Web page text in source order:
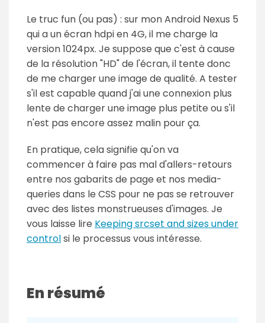
Le truc fun (ou pas) : sur mon Android Nexus 5
qui a un écran hdpi en 4G, il me charge la
version 1024px. Je suppose que c'est à cause
de la résolution "HD" de l'écran, il tente donc
de me charger une image de qualité. A tester
s'il est capable quand j'ai une connexion plus
lente de charger une image plus petite ou s'il
n'est pas encore assez malin pour ça.
En pratique, cela signifie qu'on va
commencer à faire pas mal d'allers-retours
entre nos gabarits de page et nos media-
queries dans le CSS pour ne pas se retrouver
avec des listes monstrueuses d'images. Je
vous laisse lire Keeping srcset and sizes under
controlsi le processus vous intéresse.
En résumé